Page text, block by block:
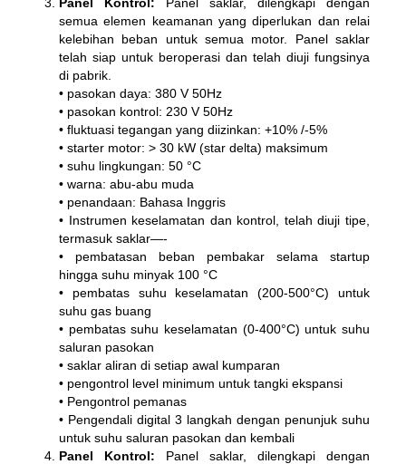
semua elemen keamanan yang diperlukan dan relai
kelebihan beban untuk semua motor. Panel saklar
telah siap untuk beroperasi dan telah diuji fungsinya
di pabrik.
• pasokan daya: 380 V 50Hz
• pasokan kontrol: 230 V 50Hz
• fluktuasi tegangan yang diizinkan: +10% /-5%
• starter motor: > 30 kW (star delta) maksimum
• suhu lingkungan: 50 °C
• warna: abu-abu muda
• penandaan: Bahasa Inggris
• Instrumen keselamatan dan kontrol, telah diuji tipe,
termasuk saklar—-
• pembatasan beban pembakar selama startup
hingga suhu minyak 100 °C
• pembatas suhu keselamatan (200-500°C) untuk
suhu gas buang
• pembatas suhu keselamatan (0-400°C) untuk suhu
saluran pasokan
• saklar aliran di setiap awal kumparan
• pengontrol level minimum untuk tangki ekspansi
• Pengontrol pemanas
• Pengendali digital 3 langkah dengan penunjuk suhu
untuk suhu saluran pasokan dan kembali
Panel Kontrol: Panel saklar, dilengkapi dengan